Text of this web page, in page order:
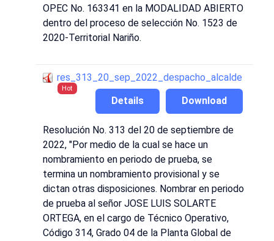
OPEC No. 163341 en la MODALIDAD ABIERTO
dentro del proceso de selección No. 1523 de
2020-Territorial Nariño.
res_313_20_sep_2022_despacho_alcalde
Hot
Download
Details
Resolución No. 313 del 20 de septiembre de
2022, "Por medio de la cual se hace un
nombramiento en periodo de prueba, se
termina un nombramiento provisional y se
dictan otras disposiciones. Nombrar en periodo
de prueba al señor JOSE LUIS SOLARTE
ORTEGA, en el cargo de Técnico Operativo,
Código 314, Grado 04 de la Planta Global de